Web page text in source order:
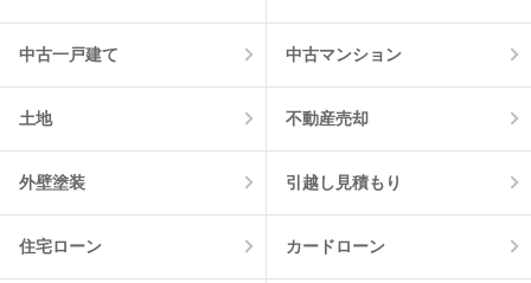
中古一戸建て 中古マンション
土地 不動産売却
外壁塗装 引越し見積もり
住宅ローン カードローン